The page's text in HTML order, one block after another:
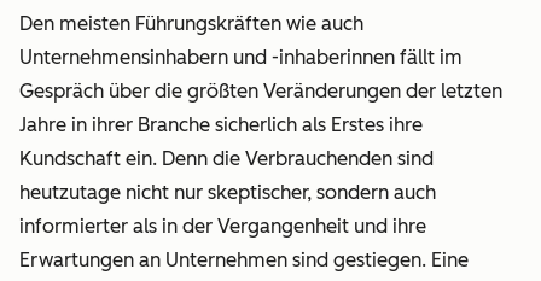
Den meisten Führungskräften wie auch
Unternehmensinhabern und -inhaberinnen fällt im
Gespräch über die größten Veränderungen der letzten
Jahre in ihrer Branche sicherlich als Erstes ihre
Kundschaft ein. Denn die Verbrauchenden sind
heutzutage nicht nur skeptischer, sondern auch
informierter als in der Vergangenheit und ihre
Erwartungen an Unternehmen sind gestiegen. Eine